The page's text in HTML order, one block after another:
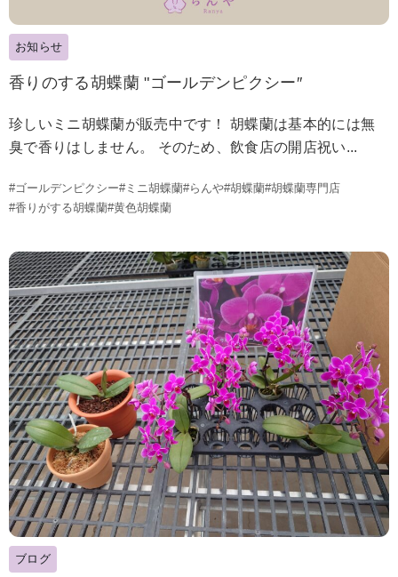
お知らせ
香りのする胡蝶蘭 "ゴールデンピクシー″
珍しいミニ胡蝶蘭が販売中です！ 胡蝶蘭は基本的には無
臭で香りはしません。 そのため、飲食店の開店祝い...
#ゴールデンピクシー#ミニ胡蝶蘭#らんや#胡蝶蘭#胡蝶蘭専門店
#香りがする胡蝶蘭#黄色胡蝶蘭
ブログ